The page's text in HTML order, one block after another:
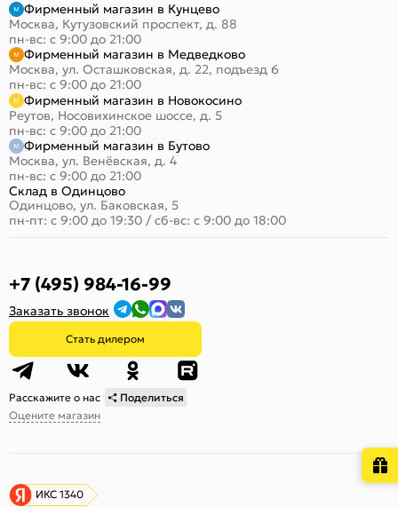
Фирменный магазин в Кунцево
Москва, Кутузовский проспект, д. 88
пн-вс: с 9:00 до 21:00
Фирменный магазин в Медведково
Москва, ул. Осташковская, д. 22, подъезд 6
пн-вс: с 9:00 до 21:00
Фирменный магазин в Новокосино
Реутов, Носовихинское шоссе, д. 5
пн-вс: с 9:00 до 21:00
Фирменный магазин в Бутово
Москва, ул. Венёвская, д. 4
пн-вс: с 9:00 до 21:00
Склад в Одинцово
Одинцово, ул. Баковская, 5
пн-пт: с 9:00 до 19:30 / сб-вс: с 9:00 до 18:00
+7 (495) 984-16-99
Заказать звонок
Стать дилером
Расскажите о нас
Поделиться
Оцените магазин
ИКС 1340